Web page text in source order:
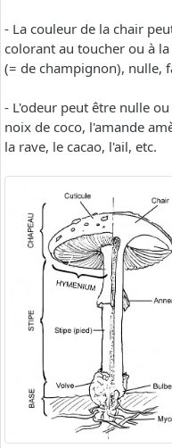
- La couleur de la chair
colorant au toucher ou à
(= de champignon), nulle,
- L'odeur peut être nulle
noix de coco, l'amande
la rave, le cacao, l'ail, etc.